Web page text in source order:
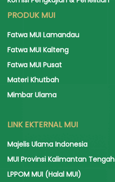
PRODUK MUI
Fatwa MUI Lamandau
Fatwa MUI Kalteng
Fatwa MUI Pusat
Materi Khutbah
Mimbar Ulama
LINK EKTERNAL MUI
Majelis Ulama Indonesia
MUI Provinsi Kalimantan Tengah
LPPOM MUI (Halal MUI)